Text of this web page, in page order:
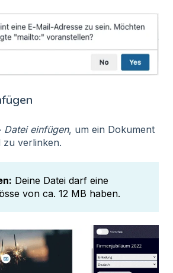
Datei einfügen, um ein Dokument
zu verlinken.
Deine Datei darf eine
von ca. 12 MB haben.